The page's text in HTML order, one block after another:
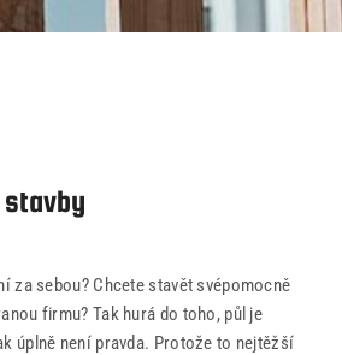
Úvod
Průvodce stavbou
O ateliéru
Řekli o nás
stavby
za sebou? Chcete stavět svépomocně
firmu? Tak hurá do toho, půl je
úplně není pravda. Protože to nejtěžší